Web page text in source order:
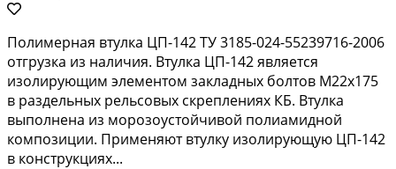
Полимерная втулка ЦП-142 ТУ 3185-024-55239716-2006
отгрузка из наличия. Втулка ЦП-142 является
изолирующим элементом закладных болтов М22х175
в раздельных рельсовых скреплениях КБ. Втулка
выполнена из морозоустойчивой полиамидной
композиции. Применяют втулку изолирующую ЦП-142
в конструкциях...